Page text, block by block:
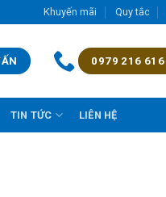
Khuyến mãi Quy tắc
0979 216 616
TIN TỨC LIÊN HỆ